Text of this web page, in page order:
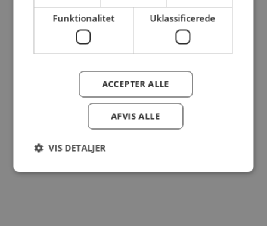
Funktionalitet Uklassificerede
ACCEPTER ALLE
AFVIS ALLE
VIS DETALJER